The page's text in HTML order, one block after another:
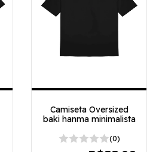
Camiseta Oversized
baki hanma minimalista
(0)